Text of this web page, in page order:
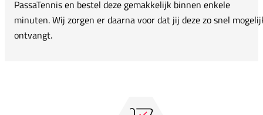
PassaTennis en bestel deze gemakkelijk binnen enkele
minuten. Wij zorgen er daarna voor dat jij deze zo snel
ontvangt.